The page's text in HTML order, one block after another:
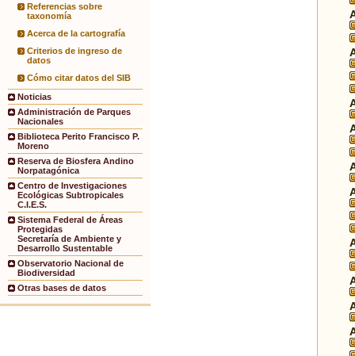
Referencias sobre
taxonomía
Acerca de la cartografía
Criterios de ingreso de
datos
Cómo citar datos del SIB
Noticias
Administración de Parques
Nacionales
Biblioteca Perito Francisco P.
Moreno
Reserva de Biosfera Andino
Norpatagónica
Centro de Investigaciones
Ecológicas Subtropicales
C.I.E.S.
Sistema Federal de Áreas
Protegidas
Secretaría de Ambiente y
Desarrollo Sustentable
Observatorio Nacional de
Biodiversidad
Otras bases de datos